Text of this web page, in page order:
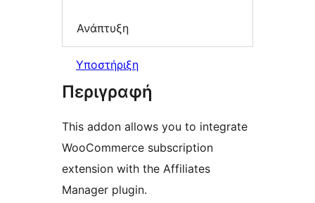
Ανάπτυξη
Υποστήριξη
Περιγραφή
This addon allows you to integrate
WooCommerce subscription
extension with the Affiliates
Manager plugin.